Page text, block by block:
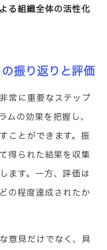
る組織全体の活性化
振り返りと評価
常に重要なステップ
ムの効果を把握し、
ことができます。振
得られた結果を収集
ます。一方、評価は
の程度達成されたか
意見だけでなく、具